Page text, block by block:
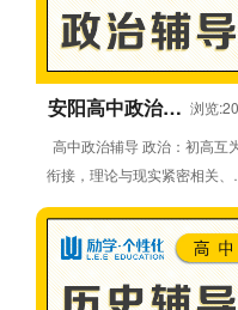
安阳高中政治1
浏览
高中政治辅导 政治：初高互为
衔接，理论与现实紧密相关、与
时事政策教育相互补充，与
文、社会领域其他科目相互
撑。 分...